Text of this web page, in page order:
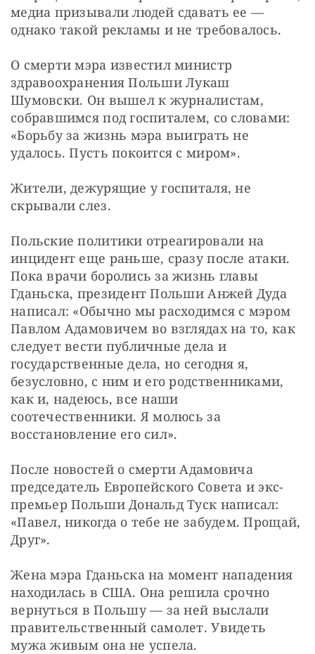
медиа призывали людей сдавать ее —
однако такой рекламы и не требовалось.
О смерти мэра известил министр
здравоохранения Польши Лукаш
Шумовски. Он вышел к журналистам,
собравшимся под госпиталем, со словами:
«Борьбу за жизнь мэра выиграть не
удалось. Пусть покоится с миром».
Жители, дежурящие у госпиталя, не
скрывали слез.
Польские политики отреагировали на
инцидент еще раньше, сразу после атаки.
Пока врачи боролись за жизнь главы
Гданьска, президент Польши Анжей Дуда
написал: «Обычно мы расходимся с мэром
Павлом Адамовичем во взглядах на то, как
следует вести публичные дела и
государственные дела, но сегодня я,
безусловно, с ним и его родственниками,
как и, надеюсь, все наши
соотечественники. Я молюсь за
восстановление его сил».
После новостей о смерти Адамовича
председатель Европейского Совета и экс-
премьер Польши Дональд Туск написал:
«Павел, никогда о тебе не забудем. Прощай,
Друг».
Жена мэра Гданьска на момент нападения
находилась в США. Она решила срочно
вернуться в Польшу — за ней выслали
правительственный самолет. Увидеть
мужа живым она не успела.